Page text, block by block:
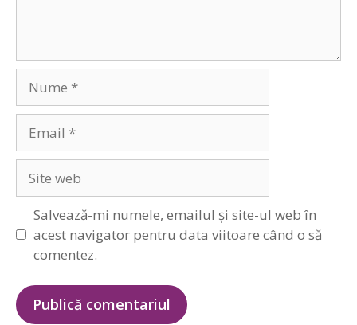
web
Salvează-mi numele, emailul și site-ul web în
acest navigator pentru data viitoare când o să
comentez.